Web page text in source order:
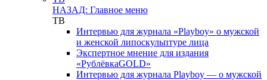
НАЗАД: Главное меню
ТВ
Интервью для журнала «Playboy» о мужской
и женской липоскульптуре лица
Экспертное мнение для издания
«РублёвкаGOLD»
Интервью для журнала Playboy — о мужской